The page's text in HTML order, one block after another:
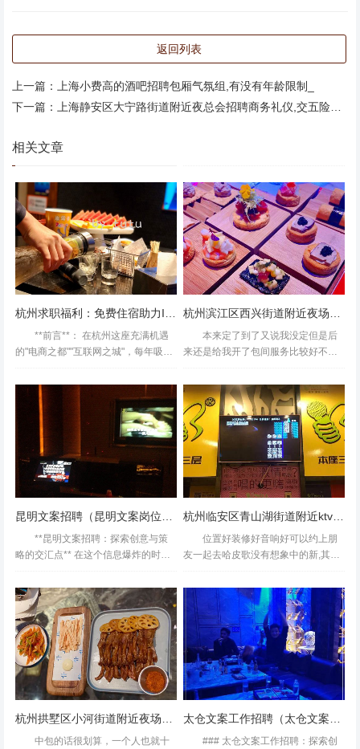
初次來到，幸好不難找地鐵出來就很容易看到電梯上一樓已
經有服務員問我們有沒有預約還好我提前一星期在點評預訂
不然就沒房了來到了K房，就給這個咪吸引了曲庫真的多到
沒話說音效也是很讚三個人一起唱也不會有干擾另外，值得
一讚是食物方面點了個鹽酥雞小食拼盤台南蝦卷外加兩壺果
茶也是有水準哦,上海中低端夜场招聘包厢管家,安排住宿吗
抽到的免费欢唱三小时一直没去今天有时间就提前预定了一
下六点多就过来了招聘有点小主题吧总的来说还可以送来爆
米花和啤酒
返回列表
上一篇：
上海小费高的酒吧招聘包厢气氛组,有没有年龄限制_
下一篇：
上海静安区大宁路街道附近夜总会招聘商务礼仪,交五险一金吗？
相关文章
杭州求职福利：免费住宿助力IT／电商行业
**前言**： 在杭州这座充满机遇
的"电商之都""互联网之城"，每年吸引
短期住宿难等问题，常让求职者陷入&
杭州滨江区西兴街道附近夜场招聘包厢陪唱,ktv领班队长微信多少
本来定了到了又说我没定但是后
来还是给我开了包间服务比较好不会
错。。环境也不错薄荷环境:环境还可
以哦，特别是烟酒味不会很重！,设施:
音响不错，但就是麦的质量一...
**昆明文案招聘：探索创意与策
略的交汇点** 在这个信息爆炸的时
更是连接产品与消费者情感的桥梁。
昆明，这座被誉为“春城”的城市，不仅
以其宜人的气候...
位置好装修好音响好可以约上朋
友一起去哈皮歌没有想象中的新,其他
的，人还挺多，薄荷环境:楼下找半天
没找到门，唱歌吃饭一条龙，感觉没
那种自助餐的感觉，就剩下K...
杭州拱墅区小河街道附近夜场招聘酒水促销员,招聘微信多少
中包的话很划算，一个人也就十
太仓文案工作招聘（太仓文案岗位诚聘英才）
### 太仓文案工作招聘：探索创